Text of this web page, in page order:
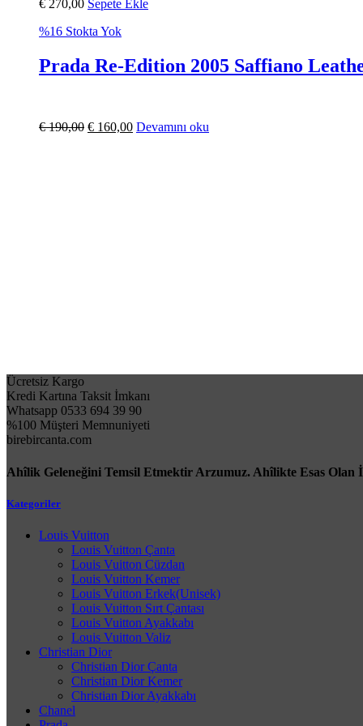
€ 270,00 Sepete Ekle
%16 Stokta Yok
Prada Re-Edition 2005 Saffiano
€190,00 € 160,00 Devamını oku
Ücretsiz Kargo
Kredi Kartına Taksit İmkanı
Whatsapp 0533 694 39 90
%100 Müşteri Memnuniyeti
birebircanta.com
Ahîlik Geleneğini Temsil Etmektir Arzumuz. Ahîlikte Esas
Kategoriler
Louis Vuitton
Louis Vuitton Çanta
Louis Vuitton Cüzdan
Louis Vuitton Kemer
Louis Vuitton Erkek(Unisek)
Louis Vuitton Sırt Çantası
Louis Vuitton Ayakkabı
Louis Vuitton Valiz
Christian Dior
Christian Dior Çanta
Christian Dior Kemer
Christian Dior Ayakkabı
Chanel